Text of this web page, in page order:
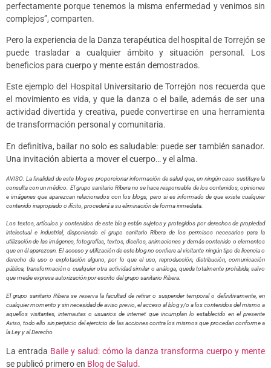
perfectamente porque tenemos la misma enfermedad y venimos sin
complejos”, comparten.
Pero la experiencia de la Danza terapéutica del hospital de Torrejón se
puede trasladar a cualquier ámbito y situación personal. Los
beneficios para cuerpo y mente están demostrados.
Este ejemplo del Hospital Universitario de Torrejón nos recuerda que
el movimiento es vida, y que la danza o el baile, además de ser una
actividad divertida y creativa, puede convertirse en una herramienta
de transformación personal y comunitaria.
En definitiva, bailar no solo es saludable: puede ser también sanador.
Una invitación abierta a mover el cuerpo… y el alma.
AVISO: La finalidad de este blog es proporcionar información de salud que, en ningún caso sustituye la
consulta con un médico. El grupo sanitario Ribera no se hace responsable de los contenidos, opiniones
e imágenes que aparezcan relacionados con los blogs, pero si es informado de que existe cualquier
contenido inapropiado o ilícito, procederá a su eliminación de forma inmediata.
Los textos, artículos y contenidos de este blog están sujetos y protegidos por derechos de propiedad
intelectual e industrial, disponiendo el grupo sanitario Ribera de los permisos necesarios para la
utilización de las imágenes, fotografías, textos, diseños, animaciones y demás contenido o elementos
que en él aparezcan. El acceso y utilización de este blog no confiere al visitante ningún tipo de licencia o
derecho de uso o explotación alguno, por lo que el uso, reproducción, distribución, comunicación
pública, transformación o cualquier otra actividad similar o análoga, queda totalmente prohibida, salvo
que medie expresa autorización por escrito del grupo sanitario Ribera.
El grupo sanitario Ribera se reserva la facultad de retirar o suspender temporal o definitivamente, en
cualquier momento y sin necesidad de aviso previo, el acceso al blog y/o a los contenidos del mismo a
aquellos visitantes, internautas o usuarios de internet que incumplan lo establecido en el presente
Aviso, todo ello sin perjuicio del ejercicio de las acciones contra los mismos que procedan conforme a
la Ley y al Derecho
La entrada Baile y salud: cómo la danza transforma cuerpo y mente
se publicó primero en Blog de Salud.